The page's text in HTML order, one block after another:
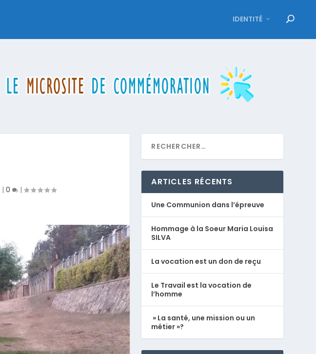
IDENTITÉ
|0 |
ARTICLES RÉCENTS
Une Communion dans l’épreuve
Hommage à la Soeur Maria Louisa
SILVA
La vocation est un don de reçu
Le Travail est la vocation de
l’homme
» La santé, une mission ou un
métier »?